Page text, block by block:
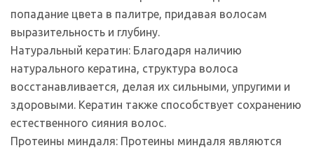
попадание цвета в палитре, придавая волосам
выразительность и глубину.
Натуральный кератин: Благодаря наличию
натурального кератина, структура волоса
восстанавливается, делая их сильными, упругими и
здоровыми. Кератин также способствует сохранению
естественного сияния волос.
Протеины миндаля: Протеины миндаля являются